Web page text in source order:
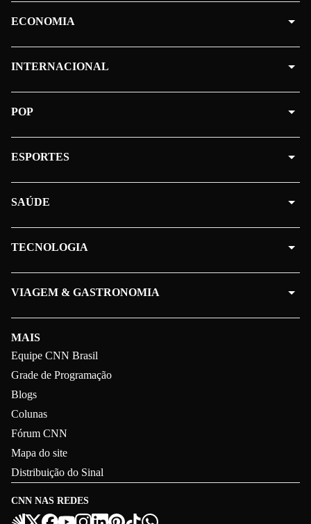
CNN NAS REDES
MAIS
Equipe CNN Brasil
Grade de Programação
Blogs
Colunas
Fórum CNN
Mapa do site
Distribuição do Sinal
ECONOMIA
INTERNACIONAL
POP
ESPORTES
SAÚDE
TECNOLOGIA
VIAGEM & GASTRONOMIA